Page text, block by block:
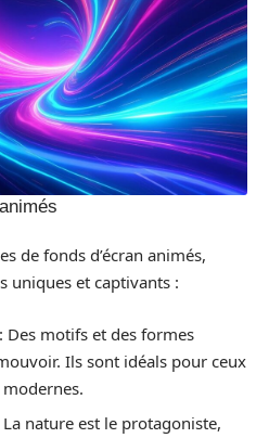
de fonds d’écran animés,
uniques et captivants :
: Des motifs et des formes
Ils sont idéals pour ceux
La nature est le protagoniste,